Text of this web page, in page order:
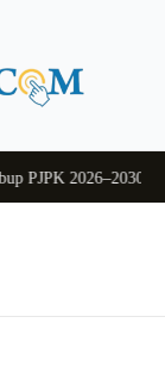
2026–2030Dukung